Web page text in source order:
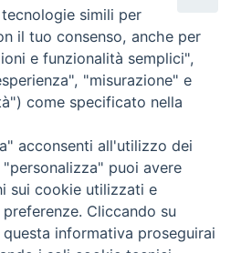
ORARIO APERTURA
Mercoledì e Sabato
dalle 10.00 alle 12.30
Mileto-Nicotera-Tropea - Tutti i diritti
simili per
il tuo consenso, anche per
e funzionalità semplici",
"misurazione" e
come specificato nella
acconsenti all'utilizzo dei
puoi avere
sui cookie utilizzati e
Cliccando su
informativa proseguirai